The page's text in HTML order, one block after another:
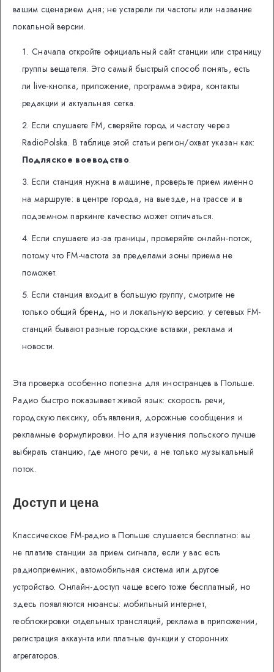
вашим сценарием дня; не устарели ли частоты или название
локальной версии.
Сначала откройте официальный сайт станции или страницу
группы вещателя. Это самый быстрый способ понять, есть
ли live-кнопка, приложение, программа эфира, контакты
редакции и актуальная сетка.
Если слушаете FM, сверяйте город и частоту через
RadioPolska. В таблице этой статьи регион/охват указан как:
Подляское воеводство.
Если станция нужна в машине, проверьте прием именно
на маршруте: в центре города, на выезде, на трассе и в
подземном паркинге качество может отличаться.
Если слушаете из-за границы, проверяйте онлайн-поток,
потому что FM-частота за пределами зоны приема не
поможет.
Если станция входит в большую группу, смотрите не
только общий бренд, но и локальную версию: у сетевых FM-
станций бывают разные городские вставки, реклама и
новости.
Эта проверка особенно полезна для иностранцев в Польше.
Радио быстро показывает живой язык: скорость речи,
городскую лексику, объявления, дорожные сообщения и
рекламные формулировки. Но для изучения польского лучше
выбирать станцию, где много речи, а не только музыкальный
поток.
Доступ и цена
Классическое FM-радио в Польше слушается бесплатно: вы
не платите станции за прием сигнала, если у вас есть
радиоприемник, автомобильная система или другое
устройство. Онлайн-доступ чаще всего тоже бесплатный, но
здесь появляются нюансы: мобильный интернет,
геоблокировки отдельных трансляций, реклама в приложении,
регистрация аккаунта или платные функции у сторонних
агрегаторов.